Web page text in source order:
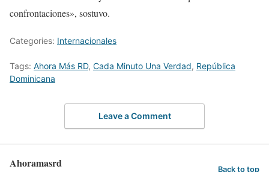
confrontaciones», sostuvo.
Categories: Internacionales
Tags: Ahora Más RD, Cada Minuto Una Verdad, República
Dominicana
Leave a Comment
Ahoramasrd Back to top